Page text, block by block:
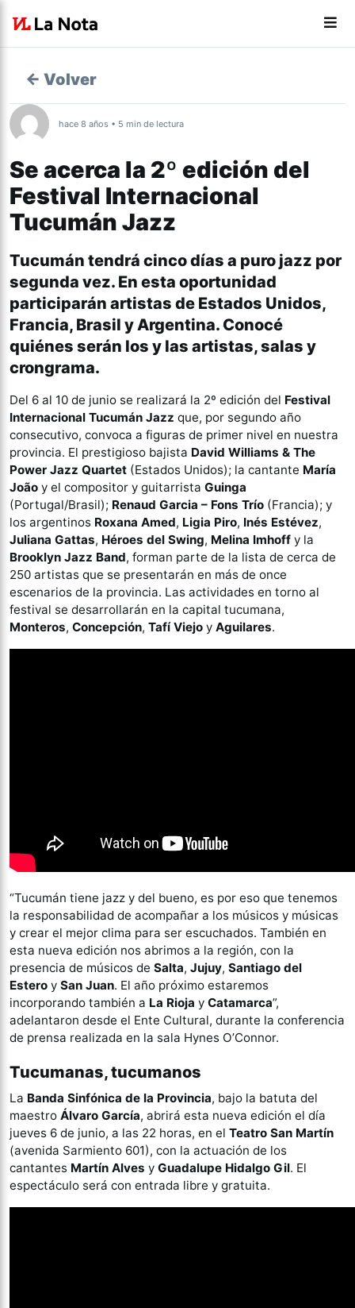
← Volver
hace 8 años • 5 min de lectura
Se acerca la 2º edición del
Festival Internacional
Tucumán Jazz
Tucumán tendrá cinco días a puro jazz por
segunda vez. En esta oportunidad
participarán artistas de Estados Unidos,
Francia, Brasil y Argentina. Conocé
quiénes serán los y las artistas, salas y
crongrama.
Del 6 al 10 de junio se realizará la 2º edición del Festival
Internacional Tucumán Jazz que, por segundo año
consecutivo, convoca a figuras de primer nivel en nuestra
provincia. El prestigioso bajista David Williams & The
Power Jazz Quartet (Estados Unidos); la cantante María
João y el compositor y guitarrista Guinga
(Portugal/Brasil); Renaud Garcia – Fons Trío (Francia); y
los argentinos Roxana Amed, Ligia Piro, Inés Estévez,
Juliana Gattas, Héroes del Swing, Melina Imhoff y la
Brooklyn Jazz Band, forman parte de la lista de cerca de
250 artistas que se presentarán en más de once
escenarios de la provincia. Las actividades en torno al
festival se desarrollarán en la capital tucumana,
Monteros, Concepción, Tafí Viejo y Aguilares.
“Tucumán tiene jazz y del bueno, es por eso que tenemos
la responsabilidad de acompañar a los músicos y músicas
y crear el mejor clima para ser escuchados. También en
esta nueva edición nos abrimos a la región, con la
presencia de músicos de Salta, Jujuy, Santiago del
Estero y San Juan. El año próximo estaremos
incorporando también a La Rioja y Catamarca”,
adelantaron desde el Ente Cultural, durante la conferencia
de prensa realizada en la sala Hynes O’Connor.
Tucumanas, tucumanos
La Banda Sinfónica de la Provincia, bajo la batuta del
maestro Álvaro García, abrirá esta nueva edición el día
jueves 6 de junio, a las 22 horas, en el Teatro San Martín
(avenida Sarmiento 601), con la actuación de los
cantantes Martín Alves y Guadalupe Hidalgo Gil. El
espectáculo será con entrada libre y gratuita.